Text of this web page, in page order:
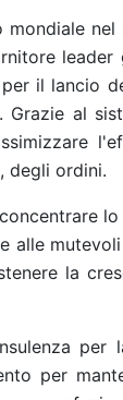
mondiale
leader
il lancio
al
degli ordini.
alle
la
per
per